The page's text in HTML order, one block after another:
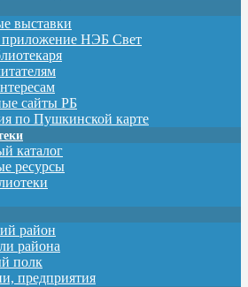
выставки
НЭБ Свет
сайты РБ
по Пушкинской карте
каталог
ресурсы
район
района
полк
предприятия